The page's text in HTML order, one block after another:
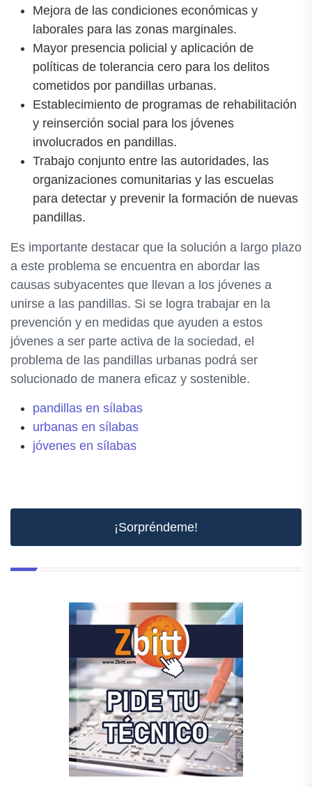
Mejora de las condiciones económicas y
laborales para las zonas marginales.
Mayor presencia policial y aplicación de
políticas de tolerancia cero para los delitos
cometidos por pandillas urbanas.
Establecimiento de programas de rehabilitación
y reinserción social para los jóvenes
involucrados en pandillas.
Trabajo conjunto entre las autoridades, las
organizaciones comunitarias y las escuelas
para detectar y prevenir la formación de nuevas
pandillas.
Es importante destacar que la solución a largo plazo
a este problema se encuentra en abordar las
causas subyacentes que llevan a los jóvenes a
unirse a las pandillas. Si se logra trabajar en la
prevención y en medidas que ayuden a estos
jóvenes a ser parte activa de la sociedad, el
problema de las pandillas urbanas podrá ser
solucionado de manera eficaz y sostenible.
pandillas en sílabas
urbanas en sílabas
jóvenes en sílabas
¡Sorpréndeme!